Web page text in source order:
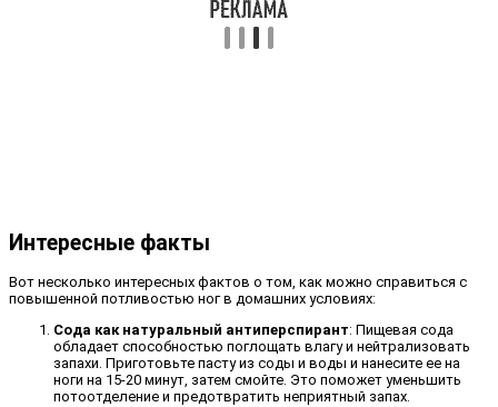
Интересные факты
Вот несколько интересных фактов о том, как можно справиться с
повышенной потливостью ног в домашних условиях:
Сода как натуральный антиперспирант: Пищевая сода
обладает способностью поглощать влагу и нейтрализовать
запахи. Приготовьте пасту из соды и воды и нанесите ее на
ноги на 15-20 минут, затем смойте. Это поможет уменьшить
потоотделение и предотвратить неприятный запах.